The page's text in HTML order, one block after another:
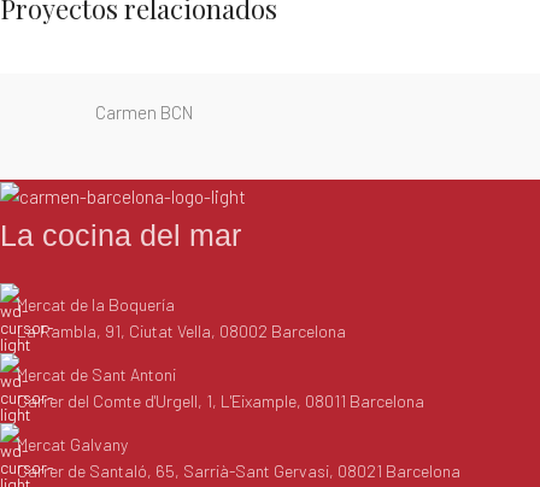
Proyectos relacionados
Carmen BCN
La cocina del mar
Mercat de la Boquería
La Rambla, 91, Ciutat Vella, 08002 Barcelona
Mercat de Sant Antoni
Carrer del Comte d'Urgell, 1, L'Eixample, 08011 Barcelona
Mercat Galvany
Carrer de Santaló, 65, Sarrià-Sant Gervasi, 08021 Barcelona